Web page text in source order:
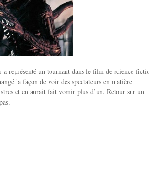
a représenté un tournant dans le film de science-
la façon de voir des spectateurs en matière
et en aurait fait vomir plus d’un. Retour sur un